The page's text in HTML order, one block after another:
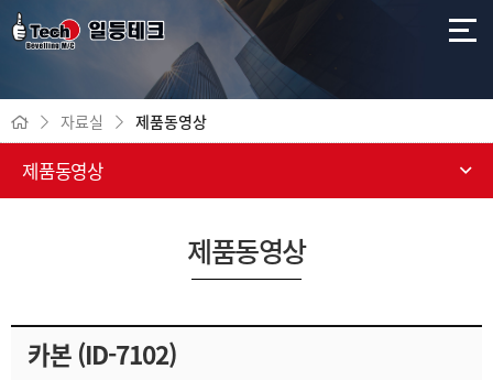
자료실 제품동영상
제품동영상
제품동영상
카본 (ID-7102)